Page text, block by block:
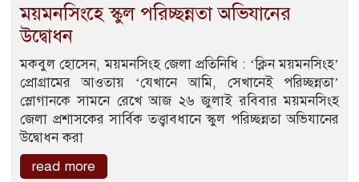
ময়মনসিংহে স্কুল পরিচ্ছন্নতা অভিযানের
উদ্বোধন
মকবুল হোসেন, ময়মনসিংহ জেলা প্রতিনিধি : ‘ক্লিন ময়মনসিংহ’
প্রোগ্রামের আওতায় ‘যেখানে আমি, সেখানেই পরিচ্ছন্নতা’
স্লোগানকে সামনে রেখে আজ ২৬ জুলাই রবিবার ময়মনসিংহ
জেলা প্রশাসকের সার্বিক তত্ত্বাবধানে স্কুল পরিচ্ছন্নতা অভিযানের
উদ্বোধন করা
read more